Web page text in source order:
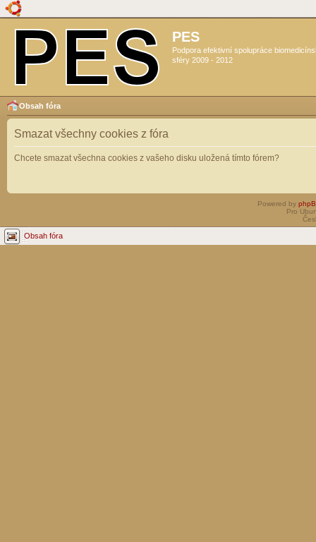
PES
Podpora efektivní spolupráce
sféry 2009 - 2012
Obsah fóra
Smazat všechny cookies z fóra
Chcete smazat všechna cookies z vašeho disku uložená tímto fórem?
Powered by
Pro
Obsah fóra